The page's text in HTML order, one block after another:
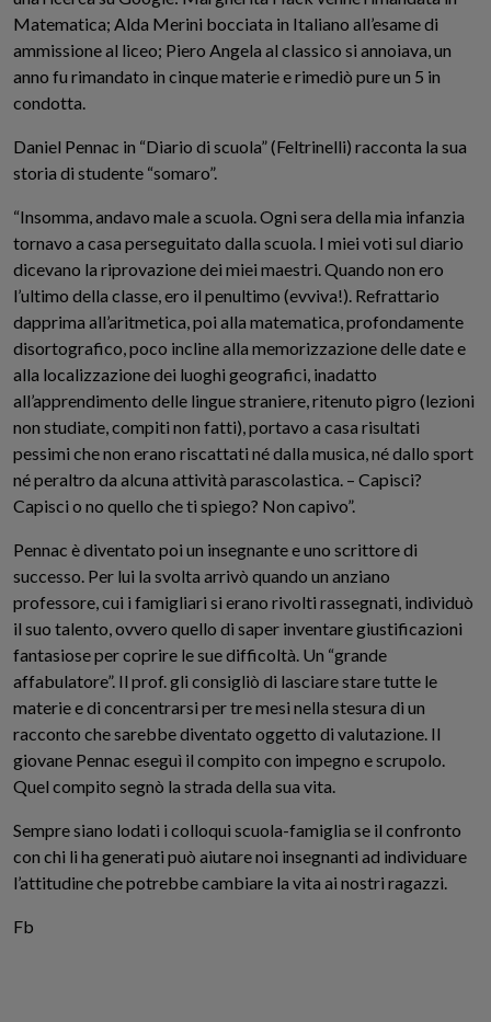
Matematica; Alda Merini bocciata in Italiano all’esame di
ammissione al liceo; Piero Angela al classico si annoiava, un
anno fu rimandato in cinque materie e rimediò pure un 5 in
condotta.
Daniel Pennac in “Diario di scuola” (Feltrinelli) racconta la sua
storia di studente “somaro”.
“Insomma, andavo male a scuola. Ogni sera della mia infanzia
tornavo a casa perseguitato dalla scuola. I miei voti sul diario
dicevano la riprovazione dei miei maestri. Quando non ero
l’ultimo della classe, ero il penultimo (evviva!). Refrattario
dapprima all’aritmetica, poi alla matematica, profondamente
disortografico, poco incline alla memorizzazione delle date e
alla localizzazione dei luoghi geografici, inadatto
all’apprendimento delle lingue straniere, ritenuto pigro (lezioni
non studiate, compiti non fatti), portavo a casa risultati
pessimi che non erano riscattati né dalla musica, né dallo sport
né peraltro da alcuna attività parascolastica. – Capisci?
Capisci o no quello che ti spiego? Non capivo”.
Pennac è diventato poi un insegnante e uno scrittore di
successo. Per lui la svolta arrivò quando un anziano
professore, cui i famigliari si erano rivolti rassegnati, individuò
il suo talento, ovvero quello di saper inventare giustificazioni
fantasiose per coprire le sue difficoltà. Un “grande
affabulatore”. Il prof. gli consigliò di lasciare stare tutte le
materie e di concentrarsi per tre mesi nella stesura di un
racconto che sarebbe diventato oggetto di valutazione. Il
giovane Pennac eseguì il compito con impegno e scrupolo.
Quel compito segnò la strada della sua vita.
Sempre siano lodati i colloqui scuola-famiglia se il confronto
con chi li ha generati può aiutare noi insegnanti ad individuare
l’attitudine che potrebbe cambiare la vita ai nostri ragazzi.
Fb